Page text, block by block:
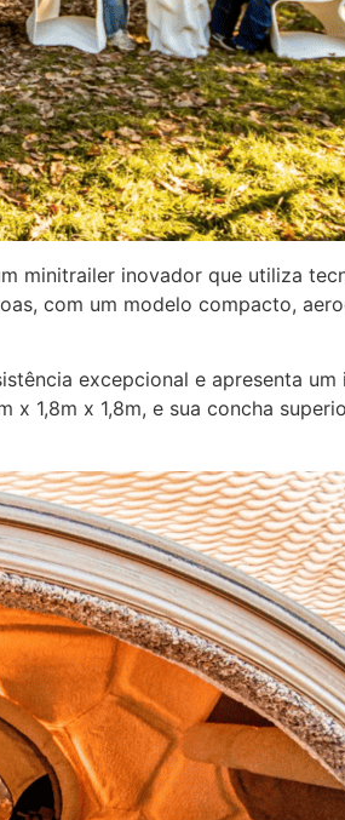
minitrailer inovador que utiliza
com um modelo compacto,
excepcional e apresenta
1,8m x 1,8m, e sua concha